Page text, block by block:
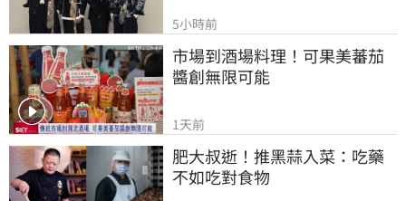
5小時前
市場到酒場料理！可果美蕃茄
醬創無限可能
1天前
肥大叔逝！推黑蒜入菜：吃藥
不如吃對食物